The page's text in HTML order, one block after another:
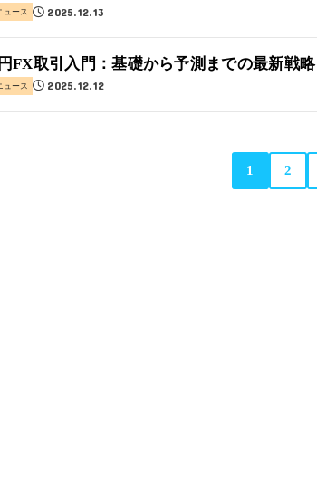
ュース 2025.12.13
円FX取引入門：基礎から予測までの最新戦略
ュース 2025.12.12
1 2